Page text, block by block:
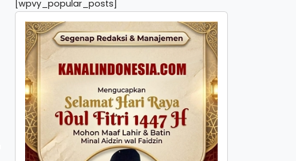
[wpvy_popular_posts]